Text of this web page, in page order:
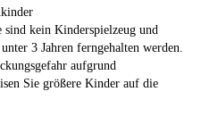
kein Kinderspielzeug und
3 Jahren ferngehalten werden.
aufgrund
Sie größere Kinder auf die